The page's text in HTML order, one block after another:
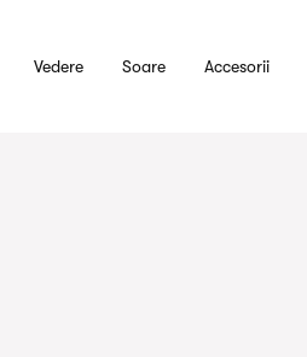
Vedere Soare Accesorii